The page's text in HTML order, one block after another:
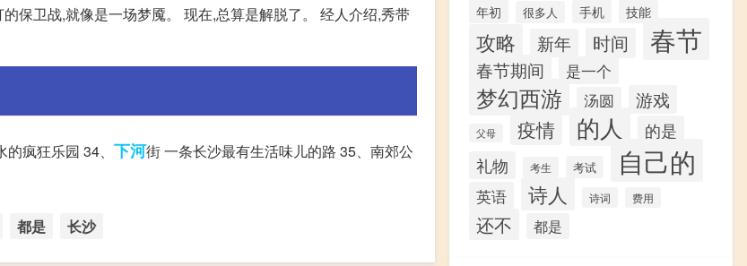
保卫战,就像是一场梦魇。 现在,总算是解脱了。 经人介绍,秀带
疯狂乐园 34、 下河街 一条长沙最有生活味儿的路 35、南郊公
都是 长沙
年初 很多人 手机 技能
攻略 新年 时间 春节
春节期间 是一个
梦幻西游 汤圆 游戏
父母 疫情 的人 的是
礼物 考生 考试 自己的
英语 诗人 诗词 费用
还不 都是